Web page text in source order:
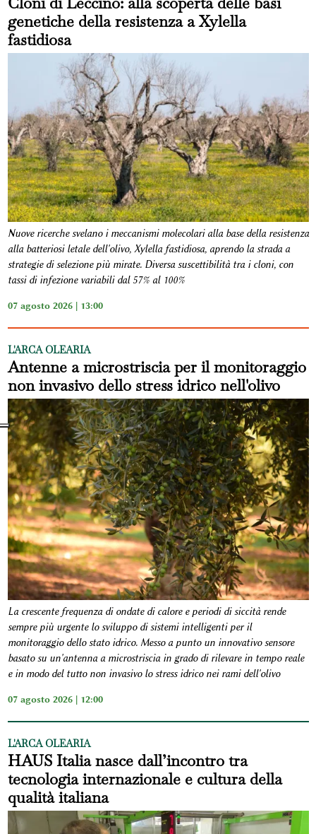
genetiche della resistenza a Xylella
fastidiosa
Nuove ricerche svelano i meccanismi molecolari alla base della resistenza
alla batteriosi letale dell'olivo, Xylella fastidiosa, aprendo la strada a
strategie di selezione più mirate. Diversa suscettibilità tra i cloni, con
tassi di infezione variabili dal 57% al 100%
07 agosto 2026 | 13:00
L'ARCA OLEARIA
Antenne a microstriscia per il monitoraggio
non invasivo dello stress idrico nell'olivo
La crescente frequenza di ondate di calore e periodi di siccità rende
sempre più urgente lo sviluppo di sistemi intelligenti per il
monitoraggio dello stato idrico. Messo a punto un innovativo sensore
basato su un'antenna a microstriscia in grado di rilevare in tempo reale
e in modo del tutto non invasivo lo stress idrico nei rami dell'olivo
07 agosto 2026 | 12:00
L'ARCA OLEARIA
HAUS Italia nasce dall’incontro tra
tecnologia internazionale e cultura della
qualità italiana